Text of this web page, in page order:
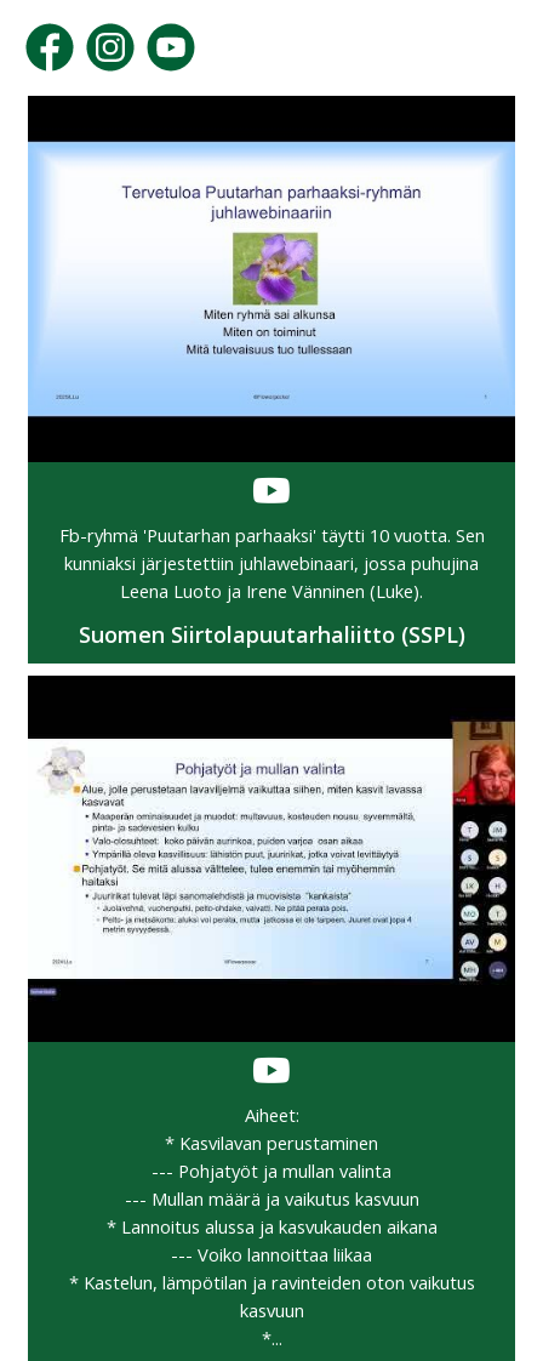
Fb-ryhmä 'Puutarhan parhaaksi' täytti 10 vuotta. Sen
kunniaksi järjestettiin juhlawebinaari, jossa puhujina
Leena Luoto ja Irene Vänninen (Luke).
Suomen Siirtolapuutarhaliitto (SSPL)
Aiheet:
* Kasvilavan perustaminen
--- Pohjatyöt ja mullan valinta
--- Mullan määrä ja vaikutus kasvuun
* Lannoitus alussa ja kasvukauden aikana
--- Voiko lannoittaa liikaa
* Kastelun, lämpötilan ja ravinteiden oton vaikutus
kasvuun
*...